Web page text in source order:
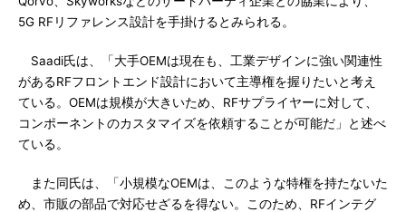
5G RFリファレンス設計を手掛けるとみられる。
Saadi氏は、「大手OEMは現在も、工業デザインに強い関連性
があるRFフロントエンド設計において主導権を握りたいと考え
ている。OEMは規模が大きいため、RFサプライヤーに対して、
コンポーネントのカスタマイズを依頼することが可能だ」と述べ
ている。
また同氏は、「小規模なOEMは、このような特権を持たないた
め、市販の部品で対応せざるを得ない。このため、RFインテグ